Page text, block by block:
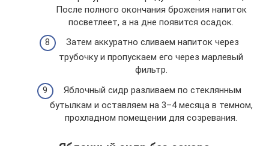
После полного окончания брожения напиток
посветлеет, а на дне появится осадок.
Затем аккуратно сливаем напиток через
трубочку и пропускаем его через марлевый
фильтр.
Яблочный сидр разливаем по стеклянным
бутылкам и оставляем на 3–4 месяца в темном,
прохладном помещении для созревания.